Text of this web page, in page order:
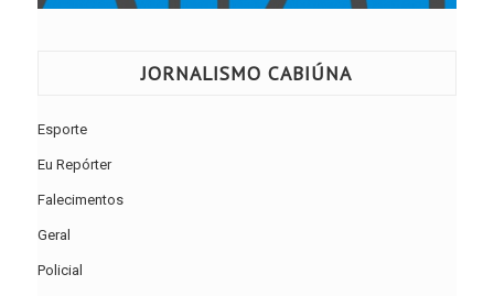
JORNALISMO CABIÚNA
Esporte
Eu Repórter
Falecimentos
Geral
Policial